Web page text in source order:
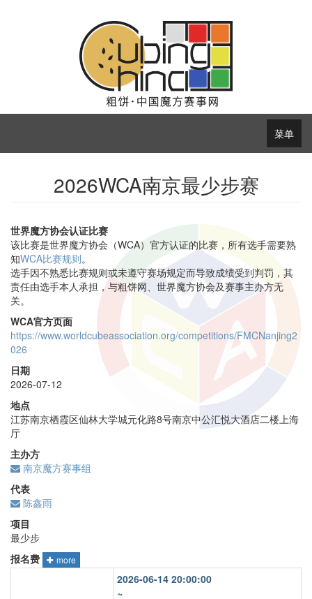
菜单
2026WCA南京最少步赛
世界魔方协会认证比赛
该比赛是世界魔方协会（WCA）官方认证的比赛，所有选手需要熟
知WCA比赛规则。
选手因不熟悉比赛规则或未遵守赛场规定而导致成绩受到判罚，其
责任由选手本人承担，与粗饼网、世界魔方协会及赛事主办方无
关。
WCA官方页面
https://www.worldcubeassociation.org/competitions/FMCNanjing2
026
日期
2026-07-12
地点
江苏南京栖霞区仙林大学城元化路8号南京中公汇悦大酒店二楼上海
厅
主办方
南京魔方赛事组
代表
陈鑫雨
项目
最少步
报名费
more
2026-06-14 20:00:00
~